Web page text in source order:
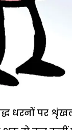
धरनों पर